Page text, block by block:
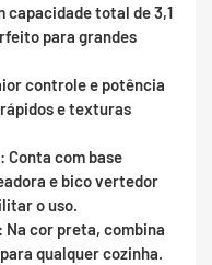
capacidade total de 3,1
para grandes
controle e potência
e texturas
: Conta com base
e bico vertedor
o uso.
: Na cor preta, combina
qualquer cozinha.